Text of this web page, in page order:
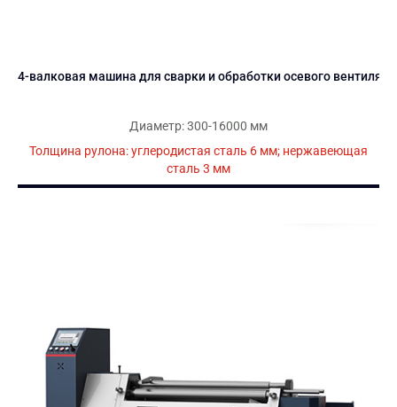
4-валковая машина для сварки и обработки осевого
Диаметр: 300-16000 мм
Толщина рулона: углеродистая сталь 6 мм; нержавеющая
сталь 3 мм